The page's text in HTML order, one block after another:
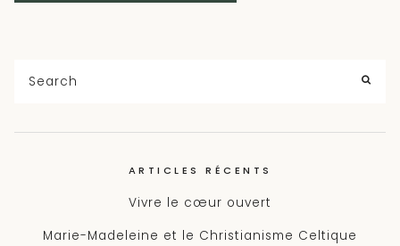
Search
ARTICLES RÉCENTS
Vivre le cœur ouvert
Marie-Madeleine et le Christianisme Celtique